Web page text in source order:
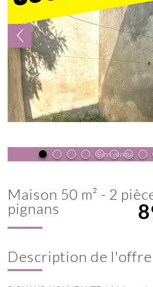
Bien vendu
maison 50 m² - 2 pièces -
pignans
description de l'offre